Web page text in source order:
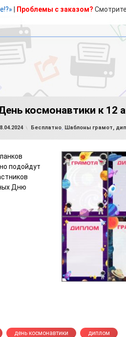
Проблемы с заказом? Смотрите
космонавтики к 12
Рубрики:
Бесплатно, Шаблоны грамот,
подойдут
Дню
день космонавтики диплом